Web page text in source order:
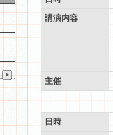
講演内容
主催
日時